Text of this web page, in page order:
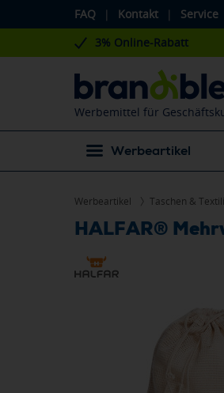
FAQ | Kontakt | Service
3% Online-Rabatt
Werbemittel für
Werbeartikel
Werbeartikel Taschen &
HALFAR®